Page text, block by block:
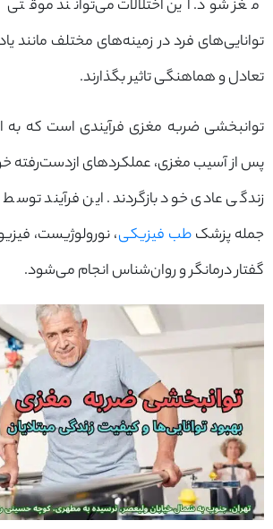
مغز شود. این اختلالات می‌توانند موقتی
توانایی‌های فرد در زمینه‌های مختلف مانند
تعادل و هماهنگی تاثیر بگذارند.
توانبخشی ضربه مغزی فرآیندی است که به
پس از آسیب مغزی، عملکردهای ازدست‌رفته خود
زندگی عادی خود بازگردند. این فرآیند
جمله پزشکطب فیزیکی، نورولوژیست،
گفتار درمانگر و روان‌شناس انجام می‌شود.